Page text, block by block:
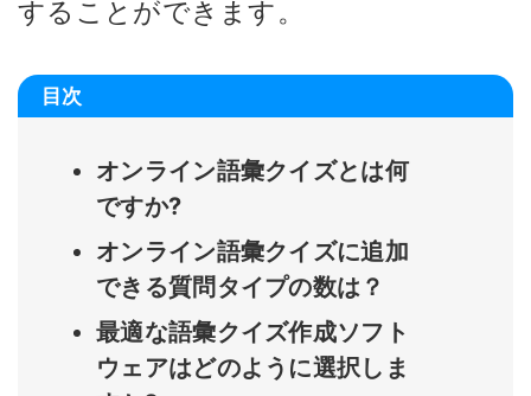
することができます。
目次
オンライン語彙クイズとは何
ですか?
オンライン語彙クイズに追加
できる質問タイプの数は？
最適な語彙クイズ作成ソフト
ウェアはどのように選択しま